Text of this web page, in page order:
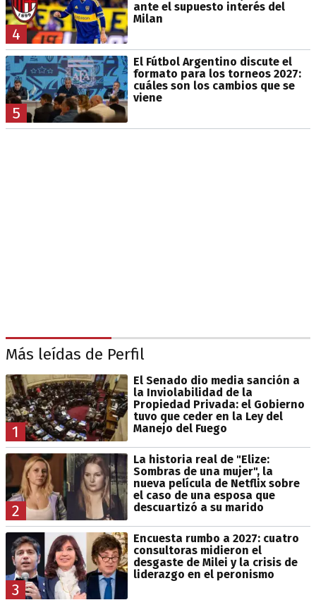
4
ante el supuesto interés del
Milan
5
El Fútbol Argentino discute el
formato para los torneos 2027:
cuáles son los cambios que se
viene
Más leídas de Perfil
1
El Senado dio media sanción a
la Inviolabilidad de la
Propiedad Privada: el Gobierno
tuvo que ceder en la Ley del
Manejo del Fuego
2
La historia real de "Elize:
Sombras de una mujer", la
nueva película de Netflix sobre
el caso de una esposa que
descuartizó a su marido
3
Encuesta rumbo a 2027: cuatro
consultoras midieron el
desgaste de Milei y la crisis de
liderazgo en el peronismo